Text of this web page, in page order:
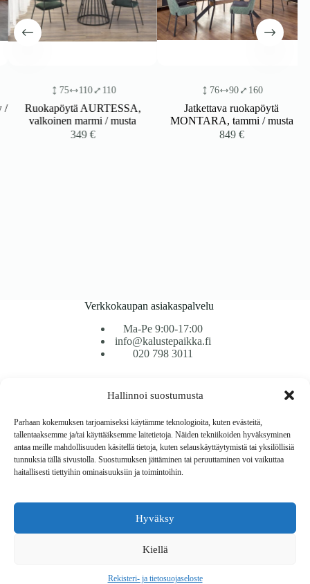
Hallinnoi suostumusta
Parhaan kokemuksen tarjoamiseksi käytämme teknologioita, kuten evästeitä,
tallentaaksemme ja/tai käyttääksemme laitetietoja. Näiden tekniikoiden hyväksyminen
antaa meille mahdollisuuden käsitellä tietoja, kuten selauskäyttäytymistä tai yksilöllisiä
tunnuksia tällä sivustolla. Suostumuksen jättäminen tai peruuttaminen voi vaikuttaa
haitallisesti tiettyihin ominaisuuksiin ja toimintoihin.
Hyväksy
Kiellä
Rekisteri- ja tietosuojaseloste
75 110 110
Ruokapöytä AURTESSA,
valkoinen marmi / musta
349€
76 90 160
Jatkettava ruokapöytä
MONTARA, tammi / musta
849€
Verkkokaupan asiakaspalvelu
Ma-Pe 9:00-17:00
info@kalustepaikka.fi
020 798 3011
Maksutavat
Vaihto ja palautus
Reklamaatiot
Tietoa
Copyright © 2026 Kalustepaikka